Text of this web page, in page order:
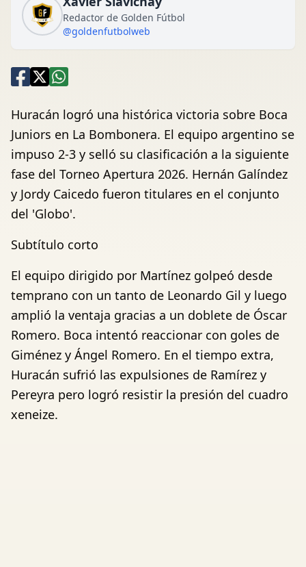
Redactor de Golden Fútbol
@goldenfutbolweb
Huracán logró una histórica victoria sobre Boca
Juniors en La Bombonera. El equipo argentino se
impuso 2-3 y selló su clasificación a la siguiente
fase del Torneo Apertura 2026. Hernán Galíndez
y Jordy Caicedo fueron titulares en el conjunto
del 'Globo'.
Subtítulo corto
El equipo dirigido por Martínez golpeó desde
temprano con un tanto de Leonardo Gil y luego
amplió la ventaja gracias a un doblete de Óscar
Romero. Boca intentó reaccionar con goles de
Giménez y Ángel Romero. En el tiempo extra,
Huracán sufrió las expulsiones de Ramírez y
Pereyra pero logró resistir la presión del cuadro
xeneize.